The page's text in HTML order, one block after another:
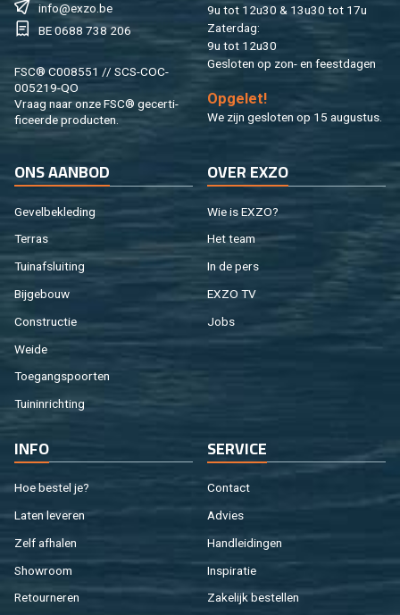
info@​exzo.​be
BE 0688 738 206
FSC® C008551 // SCS-COC-
005219-QO
Vraag naar onze FSC® ge­cer­ti­
fi­ceer­de pro­duc­ten.
9u tot 12u30 & 13u30 tot 17u
Za­ter­dag:
9u tot 12u30
Ge­slo­ten op zon- en feest­da­gen
Op­ge­let!
We zijn ge­slo­ten op 15 au­gus­tus.
ONS AAN­BOD
Ge­vel­be­kle­ding
Ter­ras
Tuin­af­slui­ting
Bij­ge­bouw
Con­struc­tie
Weide
Toe­gangs­poor­ten
Tuin­in­rich­ting
OVER EXZO
Wie is EXZO?
Het team
In de pers
EXZO TV
Jobs
INFO
Hoe be­stel je?
Laten le­ve­ren
Zelf af­ha­len
Show­room
Re­tour­ne­ren
SER­VI­CE
Con­tact
Ad­vies
Hand­lei­din­gen
In­spi­ra­tie
Za­ke­lijk be­stel­len